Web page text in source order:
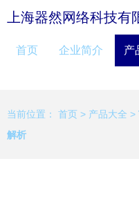
上海器然网络科技有
首页 企业简介 产
当前位置： 首页 > 产品大全 >
解析